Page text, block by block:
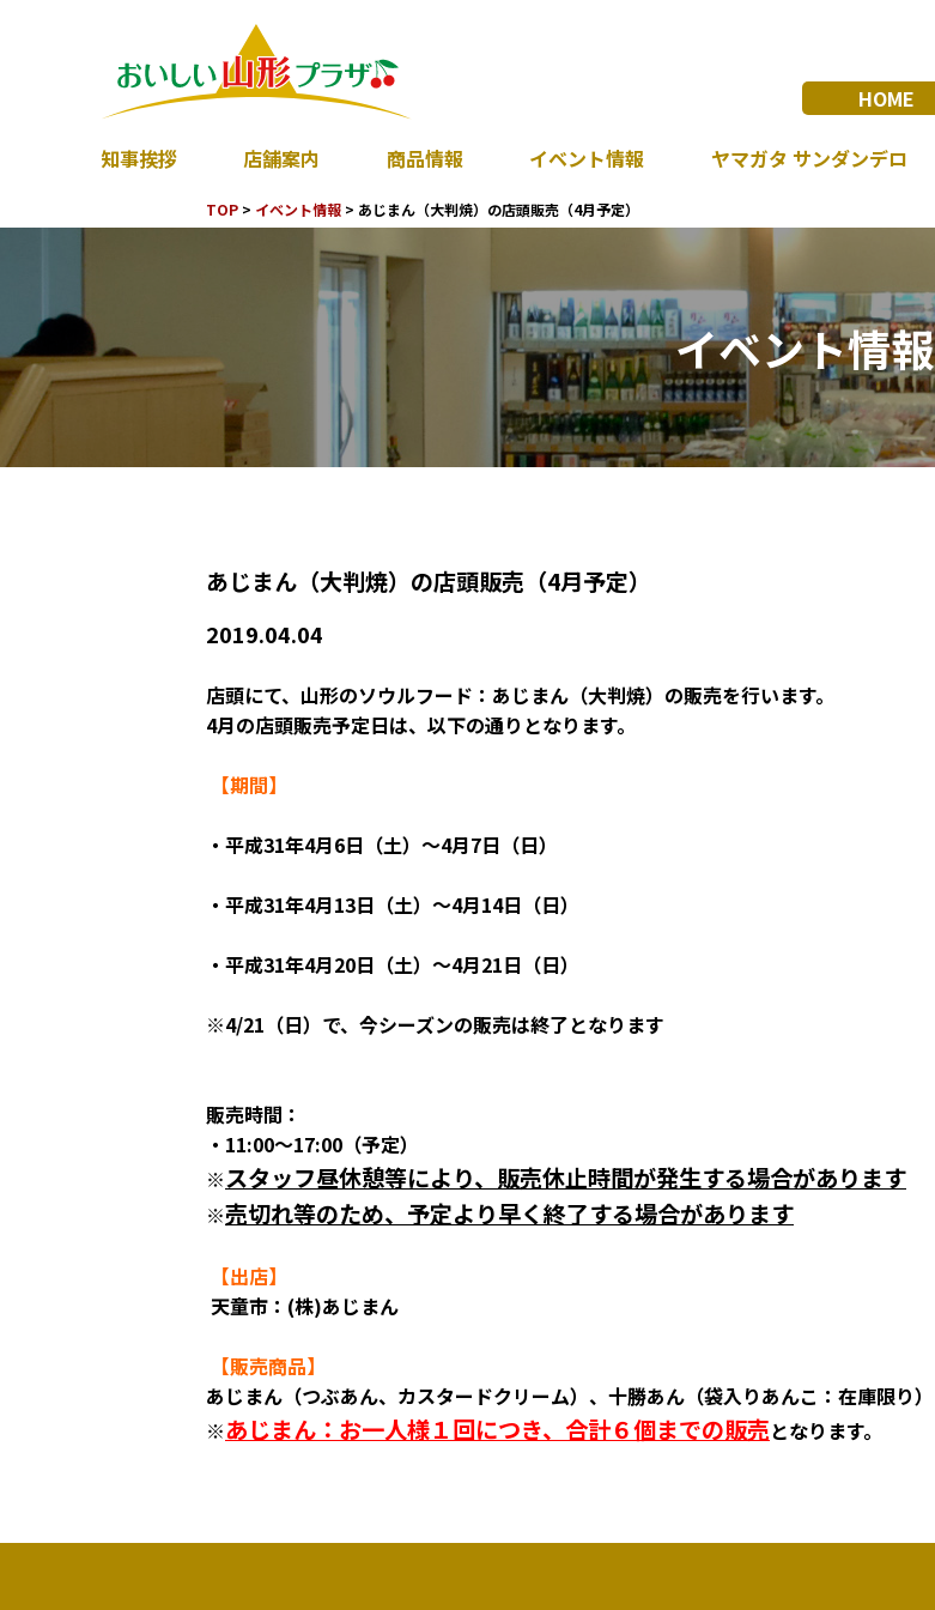
知事挨拶 店舗案内 商品情報 イベント情報 ヤマガタ サンダンデロ
HOME
TOP > イベント情報 > あじまん（大判焼）の店頭販売（4月予定）
イベント情報
あじまん（大判焼）の店頭販売（4月予定）
2019.04.04
店頭にて、山形のソウルフード：あじまん（大判焼）の販売を行います。
4月の店頭販売予定日は、以下の通りとなります。
【期間】
・平成31年4月6日（土）～4月7日（日）
・平成31年4月13日（土）～4月14日（日）
・平成31年4月20日（土）～4月21日（日）
※4/21（日）で、今シーズンの販売は終了となります
販売時間：
・11:00～17:00（予定）
※スタッフ昼休憩等により、販売休止時間が発生する場合があります
※売切れ等のため、予定より早く終了する場合があります
【出店】
天童市：(株)あじまん
【販売商品】
あじまん（つぶあん、カスタードクリーム）、十勝あん（袋入りあんこ：在庫限り）
※あじまん：お一人様１回につき、合計６個までの販売となります。